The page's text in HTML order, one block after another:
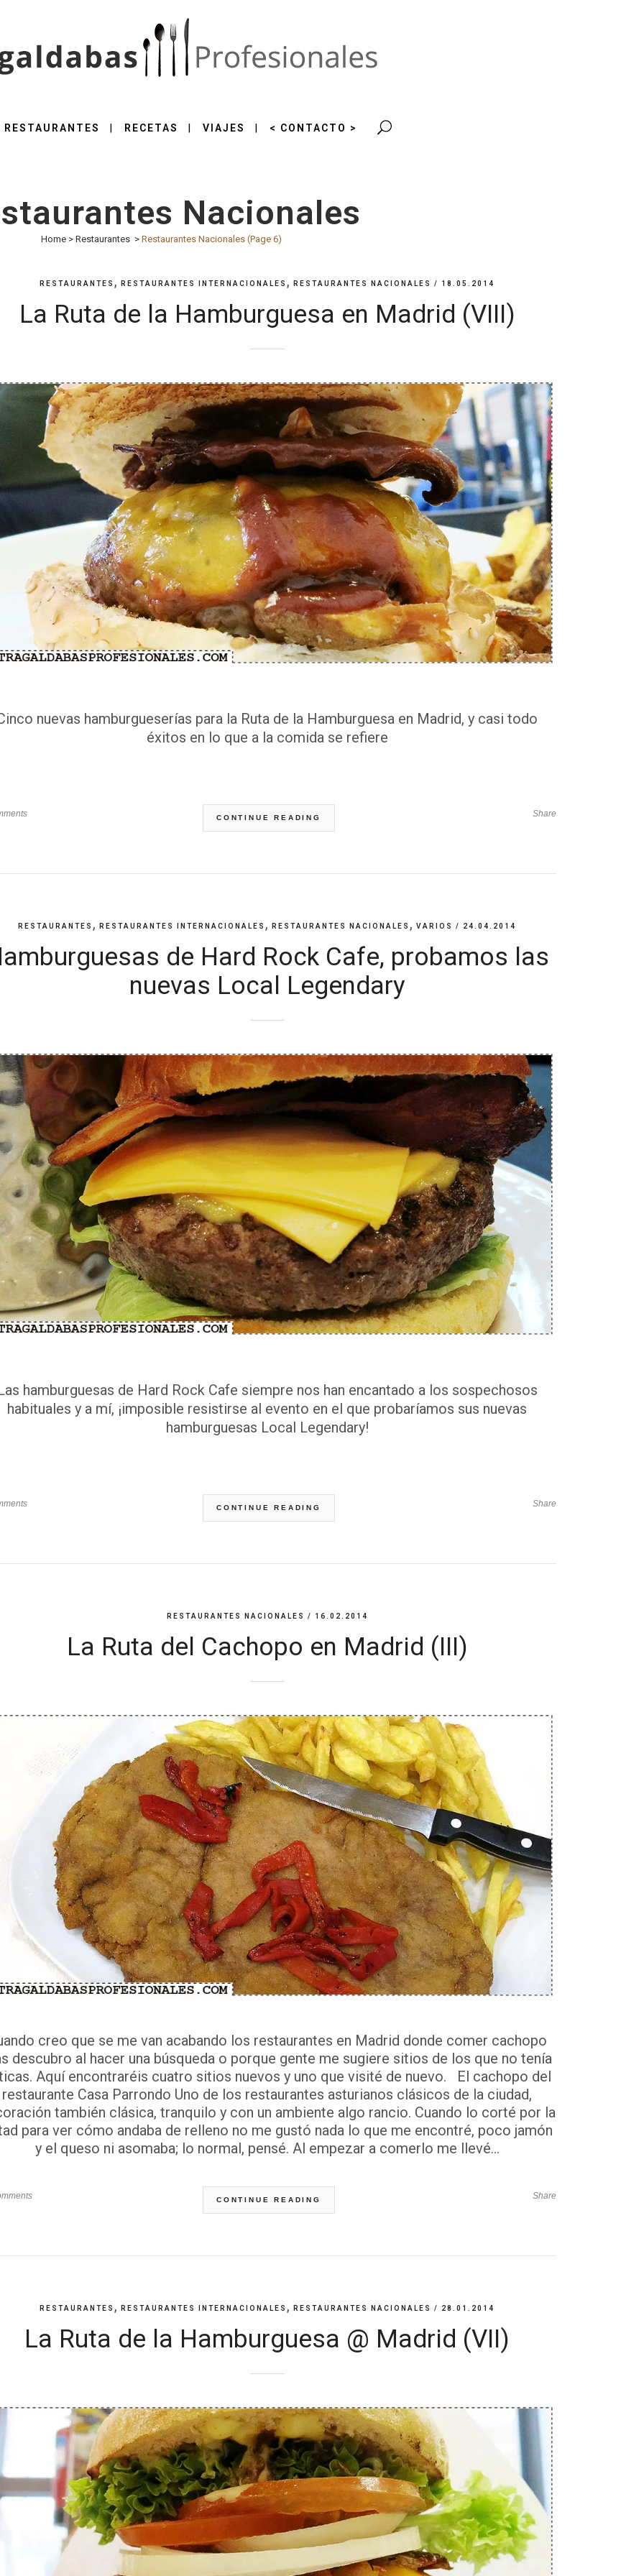
RESTAURANTES RECETAS VIAJES < CONTACTO >
Nacionales
Home> Restaurantes > Restaurantes Nacionales(Page 6)
RESTAURANTES , RESTAURANTES INTERNACIONALES , RESTAURANTES NACIONALES / 18.05.2014
La Ruta de la Hamburguesa en Madrid (VIII)
nuevas hamburgueserías para la Ruta de la Hamburguesa en Madrid, y casi todo
éxitos en lo que a la comida se refiere
CONTINUE READING Share
RESTAURANTES , RESTAURANTES INTERNACIONALES , RESTAURANTES NACIONALES , VARIOS / 24.04.2014
de Hard Rock Cafe, probamos las
nuevas Local Legendary
hamburguesas de Hard Rock Cafe siempre nos han encantado a los sospechosos
habituales y a mí, ¡imposible resistirse al evento en el que probaríamos sus nuevas
hamburguesas Local Legendary!
CONTINUE READING Share
RESTAURANTES NACIONALES / 16.02.2014
La Ruta del Cachopo en Madrid (III)
creo que se me van acabando los restaurantes en Madrid donde comer cachopo
descubro al hacer una búsqueda o porque gente me sugiere sitios de los que no tenía
Aquí encontraréis cuatro sitios nuevos y uno que visité de nuevo. El cachopo del
restaurante Casa Parrondo Uno de los restaurantes asturianos clásicos de la ciudad,
también clásica, tranquilo y con un ambiente algo rancio. Cuando lo corté por la
para ver cómo andaba de relleno no me gustó nada lo que me encontré, poco jamón
y el queso ni asomaba; lo normal, pensé. Al empezar a comerlo me llevé...
CONTINUE READING Share
RESTAURANTES , RESTAURANTES INTERNACIONALES , RESTAURANTES NACIONALES / 28.01.2014
La Ruta de la Hamburguesa @ Madrid (VII)